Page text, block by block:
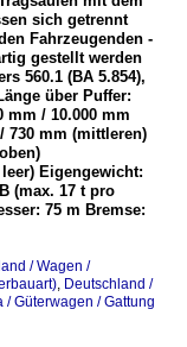
in
und Staubgutwagen)
Güterwagen der
sich getrennt
Fahrzeugenden -
gestellt werden
560.1 (BA 5.854),
über Puffer:
mm / 10.000 mm
730 mm (mittleren)
Eigengewicht:
(max. 17 t pro
75 m Bremse:
/ Wagen /
, Deutschland /
Güterwagen / Gattung